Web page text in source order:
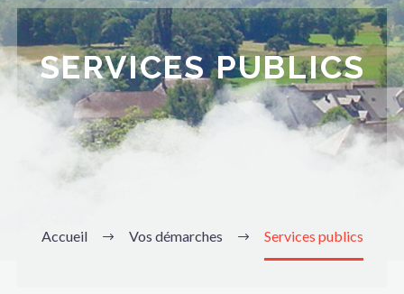
SERVICES PUBLICS
Accueil Vos démarches Services publics